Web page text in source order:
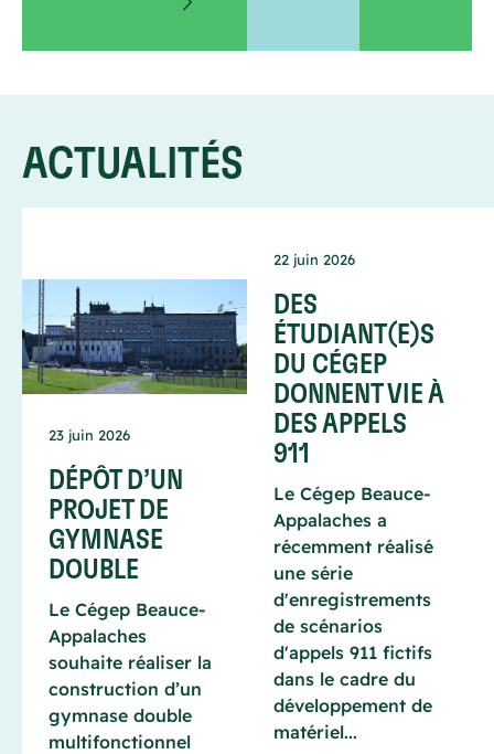
ACTUALITÉS
23 juin 2026
DÉPÔT D’UN
PROJET DE
GYMNASE
DOUBLE
Le Cégep Beauce-
Appalaches
souhaite réaliser la
construction d’un
gymnase double
multifonctionnel
22 juin 2026
DES
ÉTUDIANT(E)S
DU CÉGEP
DONNENT VIE À
DES APPELS
911
Le Cégep Beauce-
Appalaches a
récemment réalisé
une série
d'enregistrements
de scénarios
d'appels 911 fictifs
dans le cadre du
développement de
matériel...